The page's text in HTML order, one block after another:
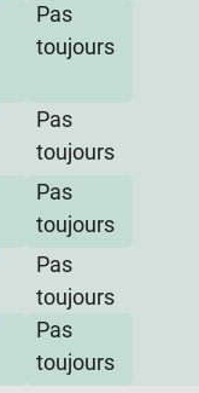
Pas
toujours
Pas
toujours
Pas
toujours
Pas
toujours
Pas
toujours